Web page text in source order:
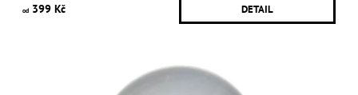
od 399 Kč DETAIL